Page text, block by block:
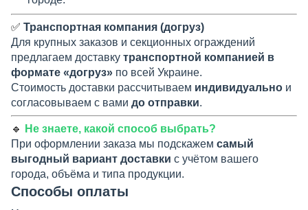
✅ Транспортная компания (догруз)
Для крупных заказов и секционных ограждений
предлагаем доставку транспортной компанией в
формате «догруз» по всей Украине.
Стоимость доставки рассчитываем индивидуально и
согласовываем с вами до отправки.
🔹
Не знаете, какой способ выбрать?
При оформлении заказа мы подскажем самый
выгодный вариант доставки с учётом вашего
города, объёма и типа продукции.
Способы оплаты